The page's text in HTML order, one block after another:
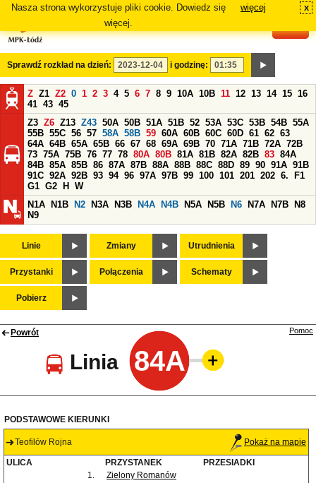
Nasza strona wykorzystuje pliki cookie. Dowiedz się
więcej.
więcej x
Sprawdź rozkład na dzień: i godzinę:
Z Z1 Z2 0 1 2 3 4 5 6 7 8 9 10A 10B 11 12 13 14 15 16
41 43 45
Z3 Z6 Z13 Z43 50A 50B 51A 51B 52 53A 53C 53B 54B 55A
55B 55C 56 57 58A 58B 59 60A 60B 60C 60D 61 62 63
64A 64B 65A 65B 66 67 68 69A 69B 70 71A 71B 72A 72B
73 75A 75B 76 77 78 80A 80B 81A 81B 82A 82B 83 84A
84B 85A 85B 86 87A 87B 88A 88B 88C 88D 89 90 91A 91B
91C 92A 92B 93 94 96 97A 97B 99 100 101 201 202 6.
F1
G1 G2 H
W
N1A
N1B N2 N3A N3B N4A N4B N5A N5B N6 N7A N7B
N8
N9
Linie Zmiany Utrudnienia
Przystanki Połączenia Schematy
Pobierz
Powrót
Linia 84A
Pomoc
PODSTAWOWE KIERUNKI
Teofilów Rojna Pokaż na mapie
ULICA PRZYSTANEK
PRZESIADKI
1.
Zielony Romanów